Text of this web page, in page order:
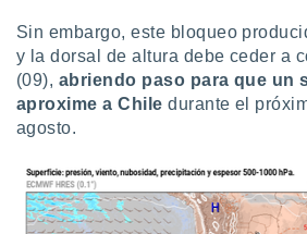
Sin embargo, este bloqueo
y la dorsal de altura debe ceder a
(09), abriendo paso para que un
aproxime a Chiledurante el
agosto.